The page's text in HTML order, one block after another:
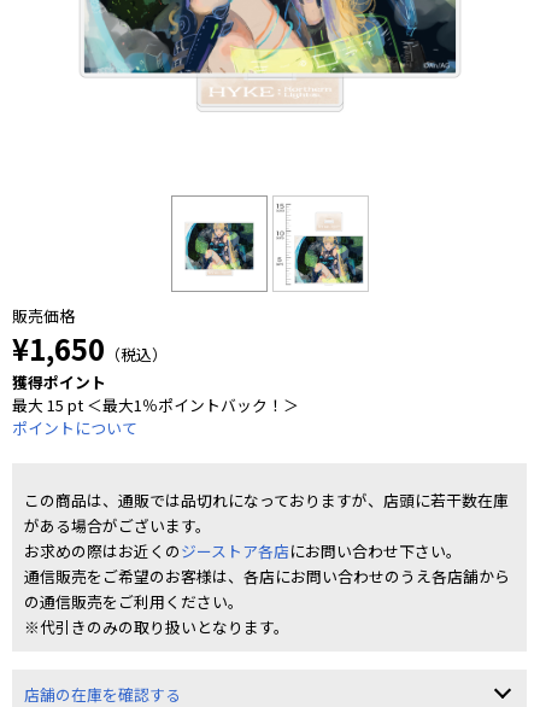
販売価格
¥1,650 （税込）
獲得ポイント
最大 15 pt ＜最大1％ポイントバック！＞
ポイントについて
この商品は、通販では品切れになっておりますが、店頭に若干数在庫
がある場合がございます。
お求めの際はお近くのジーストア各店にお問い合わせ下さい。
通信販売をご希望のお客様は、各店にお問い合わせのうえ各店舗から
の通信販売をご利用ください。
※代引きのみの取り扱いとなります。
店舗の在庫を確認する